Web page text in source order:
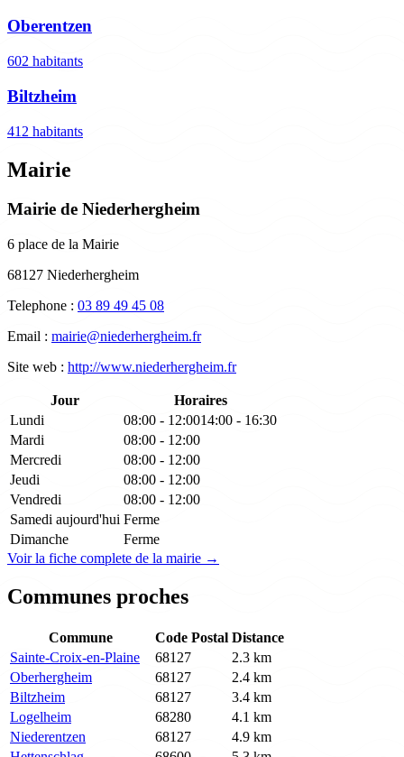
Oberentzen
602 habitants
Biltzheim
412 habitants
Mairie
Mairie de Niederhergheim
6 place de la Mairie
68127 Niederhergheim
Telephone : 03 89 49 45 08
Email : mairie@niederhergheim.fr
Site web : http://www.niederhergheim.fr
Jour
Horaires
Lundi
08:00 - 12:0014:00 - 16:30
Mardi
08:00 - 12:00
Mercredi
08:00 - 12:00
Jeudi
08:00 - 12:00
Vendredi
08:00 - 12:00
Samedi aujourd'hui Ferme
Dimanche
Ferme
Voir la fiche complete de la mairie →
Communes proches
Commune Code Postal Distance
Sainte-Croix-en-Plaine
68127
2.3 km
Oberhergheim
68127
2.4 km
Biltzheim
68127
3.4 km
Logelheim
68280
4.1 km
Niederentzen
68127
4.9 km